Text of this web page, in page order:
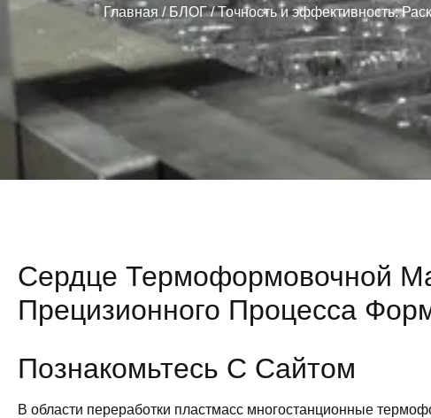
Главная / БЛОГ/ Точность и эффективность:
Сердце Термоформовочной
Прецизионного Процесса
Познакомьтесь С Сайтом
В области переработки пластмасс многостанционные